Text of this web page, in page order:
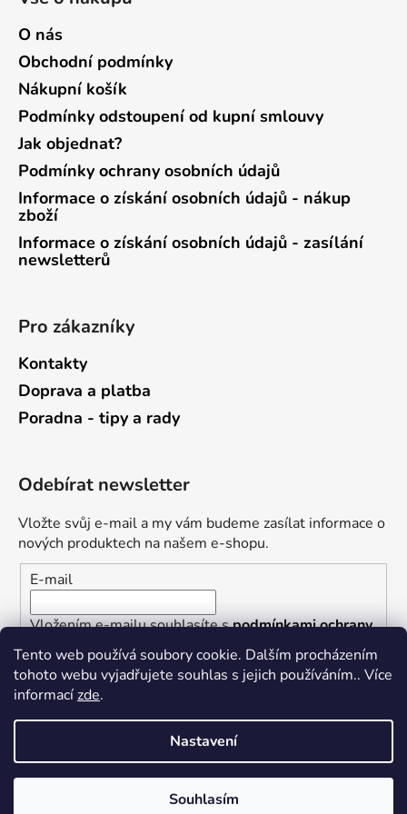
Tento web používá soubory cookie. Dalším procházením
tohoto webu vyjadřujete souhlas s jejich používáním.. Více
informacízde.
Nastavení
Souhlasím
O nás
Obchodní podmínky
Nákupní košík
Podmínky odstoupení od kupní smlouvy
Jak objednat?
Podmínky ochrany osobních údajů
Informace o získání osobních údajů - nákup
zboží
Informace o získání osobních údajů - zasílání
newsletterů
Pro zákazníky
Kontakty
Doprava a platba
Poradna - tipy a rady
Odebírat newsletter
Vložte svůj e-mail a my vám budeme zasílat informace o
nových produktech na našem e-shopu.
E-mail
Vložením e-mailu souhlasíte spodmínkami ochrany
osobních údajů
PŘIHLÁSIT SE
Vytvořil Shoptet
Železářství U Rotta